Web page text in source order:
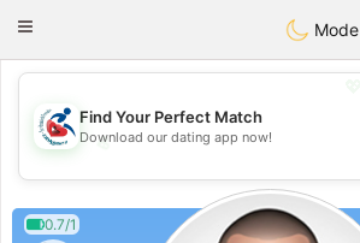
Handi Space
Toggle
Mode
💖
💕
Find Your Perfect Match
Download our dating app now!
0.7/1